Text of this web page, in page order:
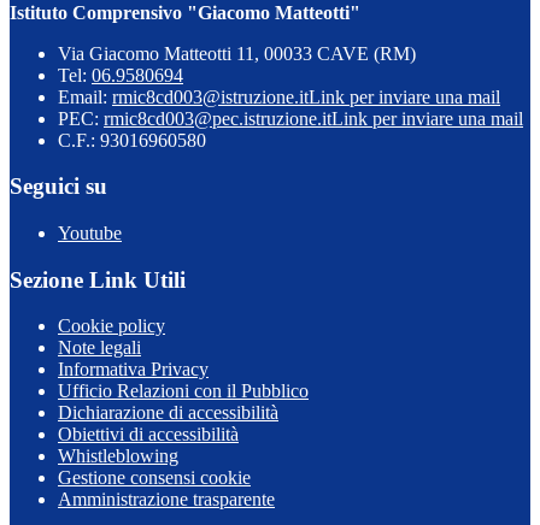
Istituto Comprensivo "Giacomo Matteotti"
Via Giacomo Matteotti 11, 00033 CAVE (RM)
Tel: 06.9580694
Email: rmic8cd003@istruzione.itLink per inviare una mail
PEC: rmic8cd003@pec.istruzione.itLink per inviare una mail
C.F.: 93016960580
Seguici su
Youtube
Sezione Link Utili
Cookie policy
Note legali
Informativa Privacy
Ufficio Relazioni con il Pubblico
Dichiarazione di accessibilità
Obiettivi di accessibilità
Whistleblowing
Gestione consensi cookie
Amministrazione trasparente